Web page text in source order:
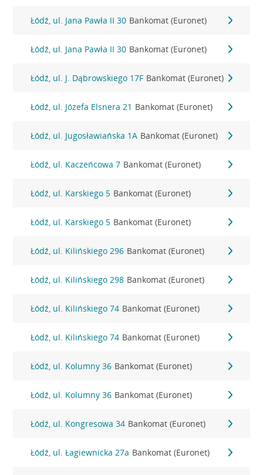
Łódź, ul. Jana Pawła II 30 Bankomat (Euronet)
Łódź, ul. Jana Pawła II 30 Bankomat (Euronet)
Łódź, ul. J. Dąbrowskiego 17F Bankomat (Euronet)
Łódź, ul. Józefa Elsnera 21 Bankomat (Euronet)
Łódź, ul. Jugosławiańska 1A Bankomat (Euronet)
Łódź, ul. Kaczeńcowa 7 Bankomat (Euronet)
Łódź, ul. Karskiego 5 Bankomat (Euronet)
Łódź, ul. Karskiego 5 Bankomat (Euronet)
Łódź, ul. Kilińskiego 296 Bankomat (Euronet)
Łódź, ul. Kilińskiego 298 Bankomat (Euronet)
Łódź, ul. Kilińskiego 74 Bankomat (Euronet)
Łódź, ul. Kilińskiego 74 Bankomat (Euronet)
Łódź, ul. Kolumny 36 Bankomat (Euronet)
Łódź, ul. Kolumny 36 Bankomat (Euronet)
Łódź, ul. Kongresowa 34 Bankomat (Euronet)
Łódź, ul. Łagiewnicka 27a Bankomat (Euronet)